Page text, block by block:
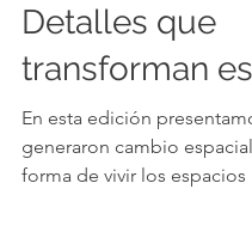
Lore Cuadra
29 sept 2025
Detalles que
transforman